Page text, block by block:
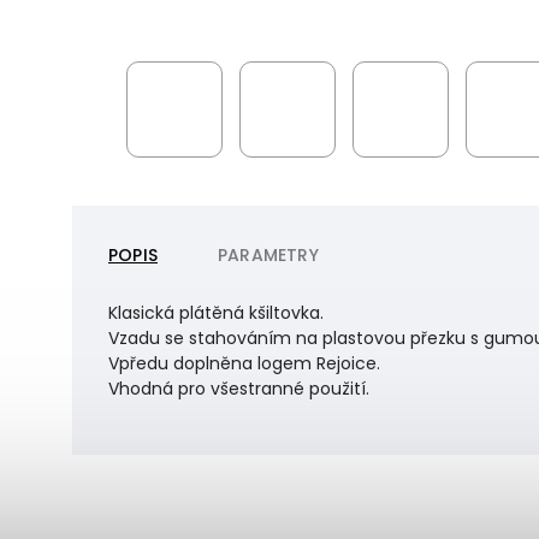
POPIS PARAMETRY
Klasická plátěná kšiltovka.
Vzadu se stahováním na plastovou přezku s
Vpředu doplněna logem Rejoice.
Vhodná pro všestranné použití.